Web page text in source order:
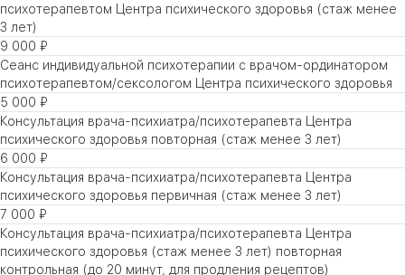
психотерапевтом Центра психического здоровья (стаж менее
3 лет)
9 000 ₽
Сеанс индивидуальной психотерапии с врачом-ординатором
психотерапевтом/сексологом Центра психического здоровья
5 000 ₽
Консультация врача-психиатра/психотерапевта Центра
психического здоровья повторная (стаж менее 3 лет)
6 000 ₽
Консультация врача-психиатра/психотерапевта Центра
психического здоровья первичная (стаж менее 3 лет)
7 000 ₽
Консультация врача-психиатра/психотерапевта Центра
психического здоровья (стаж менее 3 лет) повторная
контрольная (до 20 минут, для продления рецептов)